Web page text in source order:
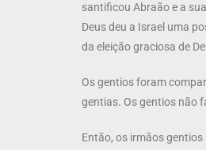
santificou Abraão e a
Deus deu a Israel uma
da eleição graciosa de
Os gentios foram
gentias. Os gentios não
Então, os irmãos